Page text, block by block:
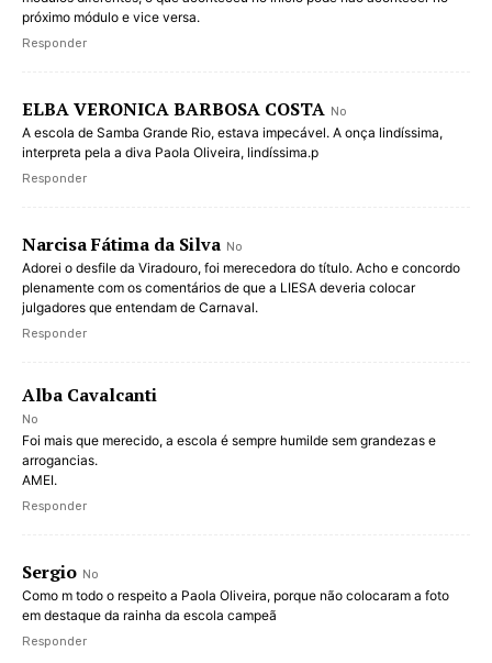
próximo módulo e vice versa.
Responder
ELBA VERONICA BARBOSA COSTA No
A escola de Samba Grande Rio, estava impecável. A onça lindíssima,
interpreta pela a diva Paola Oliveira, lindíssima.p
Responder
Narcisa Fátima da Silva No
Adorei o desfile da Viradouro, foi merecedora do título. Acho e concordo
plenamente com os comentários de que a LIESA deveria colocar
julgadores que entendam de Carnaval.
Responder
Alba Cavalcanti
No
Foi mais que merecido, a escola é sempre humilde sem grandezas e
arrogancias.
AMEI.
Responder
Sergio No
Como m todo o respeito a Paola Oliveira, porque não colocaram a foto
em destaque da rainha da escola campeã
Responder